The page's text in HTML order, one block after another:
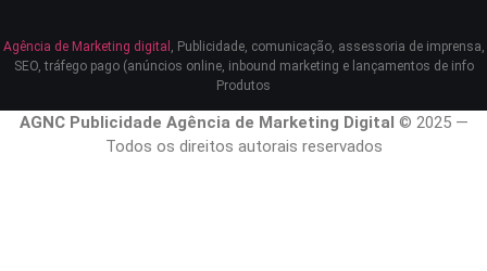
Agência de Marketing digital
, Publicidade, comunicação, assessoria de imprensa,
SEO, tráfego pago (anúncios online, inbound marketing e lançamentos de info
Produtos
AGNC Publicidade Agência de Marketing Digital © 2025 —
Todos os direitos autorais reservados